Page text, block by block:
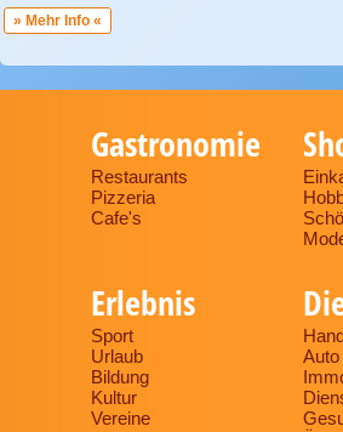
» Mehr Info «
Gastronomie
Restaurants
Pizzeria
Cafe's
Erlebnis
Sport
Urlaub
Bildung
Kultur
Vereine